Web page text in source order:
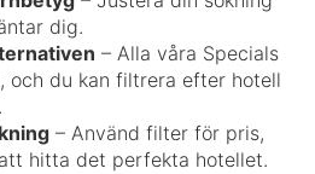
dig.
– Alla våra Specials
och du kan filtrera efter hotell
– Använd filter för pris,
hitta det perfekta hotellet.